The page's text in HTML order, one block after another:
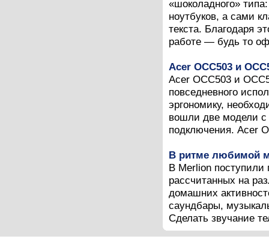
«шоколадного»
ноутбуков, а сами
текста. Благодаря
работе — будь то
Acer OCC503 и
Acer OCC503 и
повседневного
эргономику,
вошли две модели с
подключения. Acer
В ритме любимой
В Merlion поступили
рассчитанных на
домашних
саундбары,
Сделать звучание